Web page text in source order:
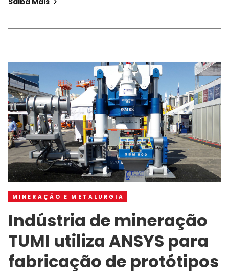
MINERAÇÃO E METALURGIA
Indústria de mineração
TUMI utiliza ANSYS para
fabricação de protótipos